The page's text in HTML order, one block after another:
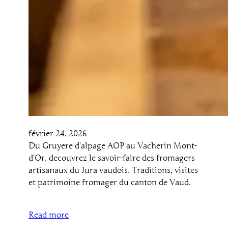
février 24, 2026
Du Gruyere d’alpage AOP au Vacherin Mont-
d’Or, decouvrez le savoir-faire des fromagers
artisanaux du Jura vaudois. Traditions, visites
et patrimoine fromager du canton de Vaud.
Read more